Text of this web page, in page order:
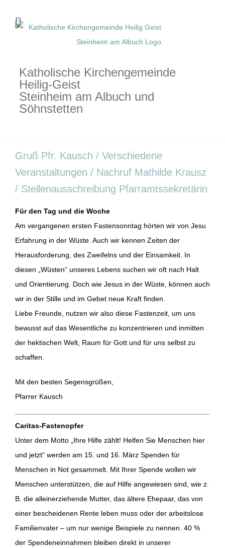
Inhalt
Katholische Kirchengemeinde
Heilig-Geist
Steinheim am Albuch und
Söhnstetten
Gruß Pfr. Kausch / Verschiedene
Veranstaltungen / Nachruf Mathilde Krausz
/ Stellenausschreibung Pfarramtssekretärin
Für den Tag und die Woche
Am vergangenen ersten Fastensonntag hörten wir von Jesu
Erfahrung in der Wüste. Auch wir kennen Zeiten der
Herausforderung, des Zweifelns und der Einsamkeit. In
diesen „Wüsten“ unseres Lebens suchen wir oft nach Halt
und Orientierung. Doch wie Jesus in der Wüste, können auch
wir in der Stille und im Gebet neue Kraft finden.
Liebe Freunde, nutzen wir also diese Fastenzeit, um uns
bewusst auf das Wesentliche zu konzentrieren und inmitten
der hektischen Welt, Raum für Gott und für uns selbst zu
schaffen.
Mit den besten Segensgrüßen,
Pfarrer Kausch
Caritas-Fastenopfer
Unter dem Motto „Ihre Hilfe zählt! Helfen Sie Menschen hier
und jetzt“ werden am 15. und 16. März Spenden für
Menschen in Not gesammelt. Mit Ihrer Spende wollen wir
Menschen unterstützen, die auf Hilfe angewiesen sind, wie z.
B. die alleinerziehende Mutter, das ältere Ehepaar, das von
einer bescheidenen Rente leben muss oder der arbeitslose
Familienvater – um nur wenige Beispiele zu nennen. 40 %
der Spendeneinnahmen bleiben direkt in unserer